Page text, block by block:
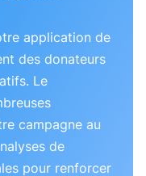
application de
des donateurs
Le
campagne au
de
pour renforcer